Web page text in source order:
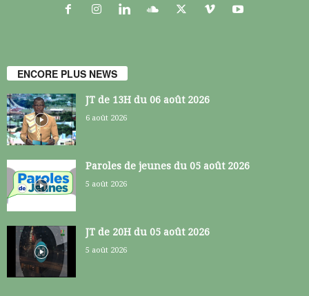
ENCORE PLUS NEWS
JT de 13H du 06 août 2026
6 août 2026
Paroles de jeunes du 05 août 2026
5 août 2026
JT de 20H du 05 août 2026
5 août 2026